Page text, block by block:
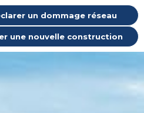
un dommage réseau
une nouvelle construction